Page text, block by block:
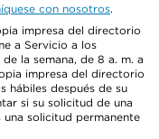
con nosotros.
impresa del directorio
a Servicio a los
la semana, de 8 a. m. a
impresa del directorio
hábiles después de su
si su solicitud de una
solicitud permanente